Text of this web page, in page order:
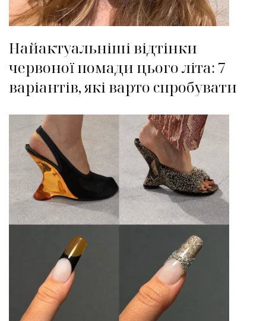
Найактуальніші відтінки
червоної помади цього літа: 7
варіантів, які варто спробувати